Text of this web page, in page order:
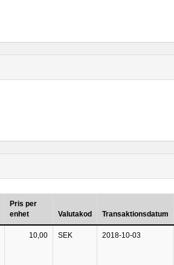
Pris per
enhet
Valutakod Transaktionsdatum
10,00 SEK 2018-10-03